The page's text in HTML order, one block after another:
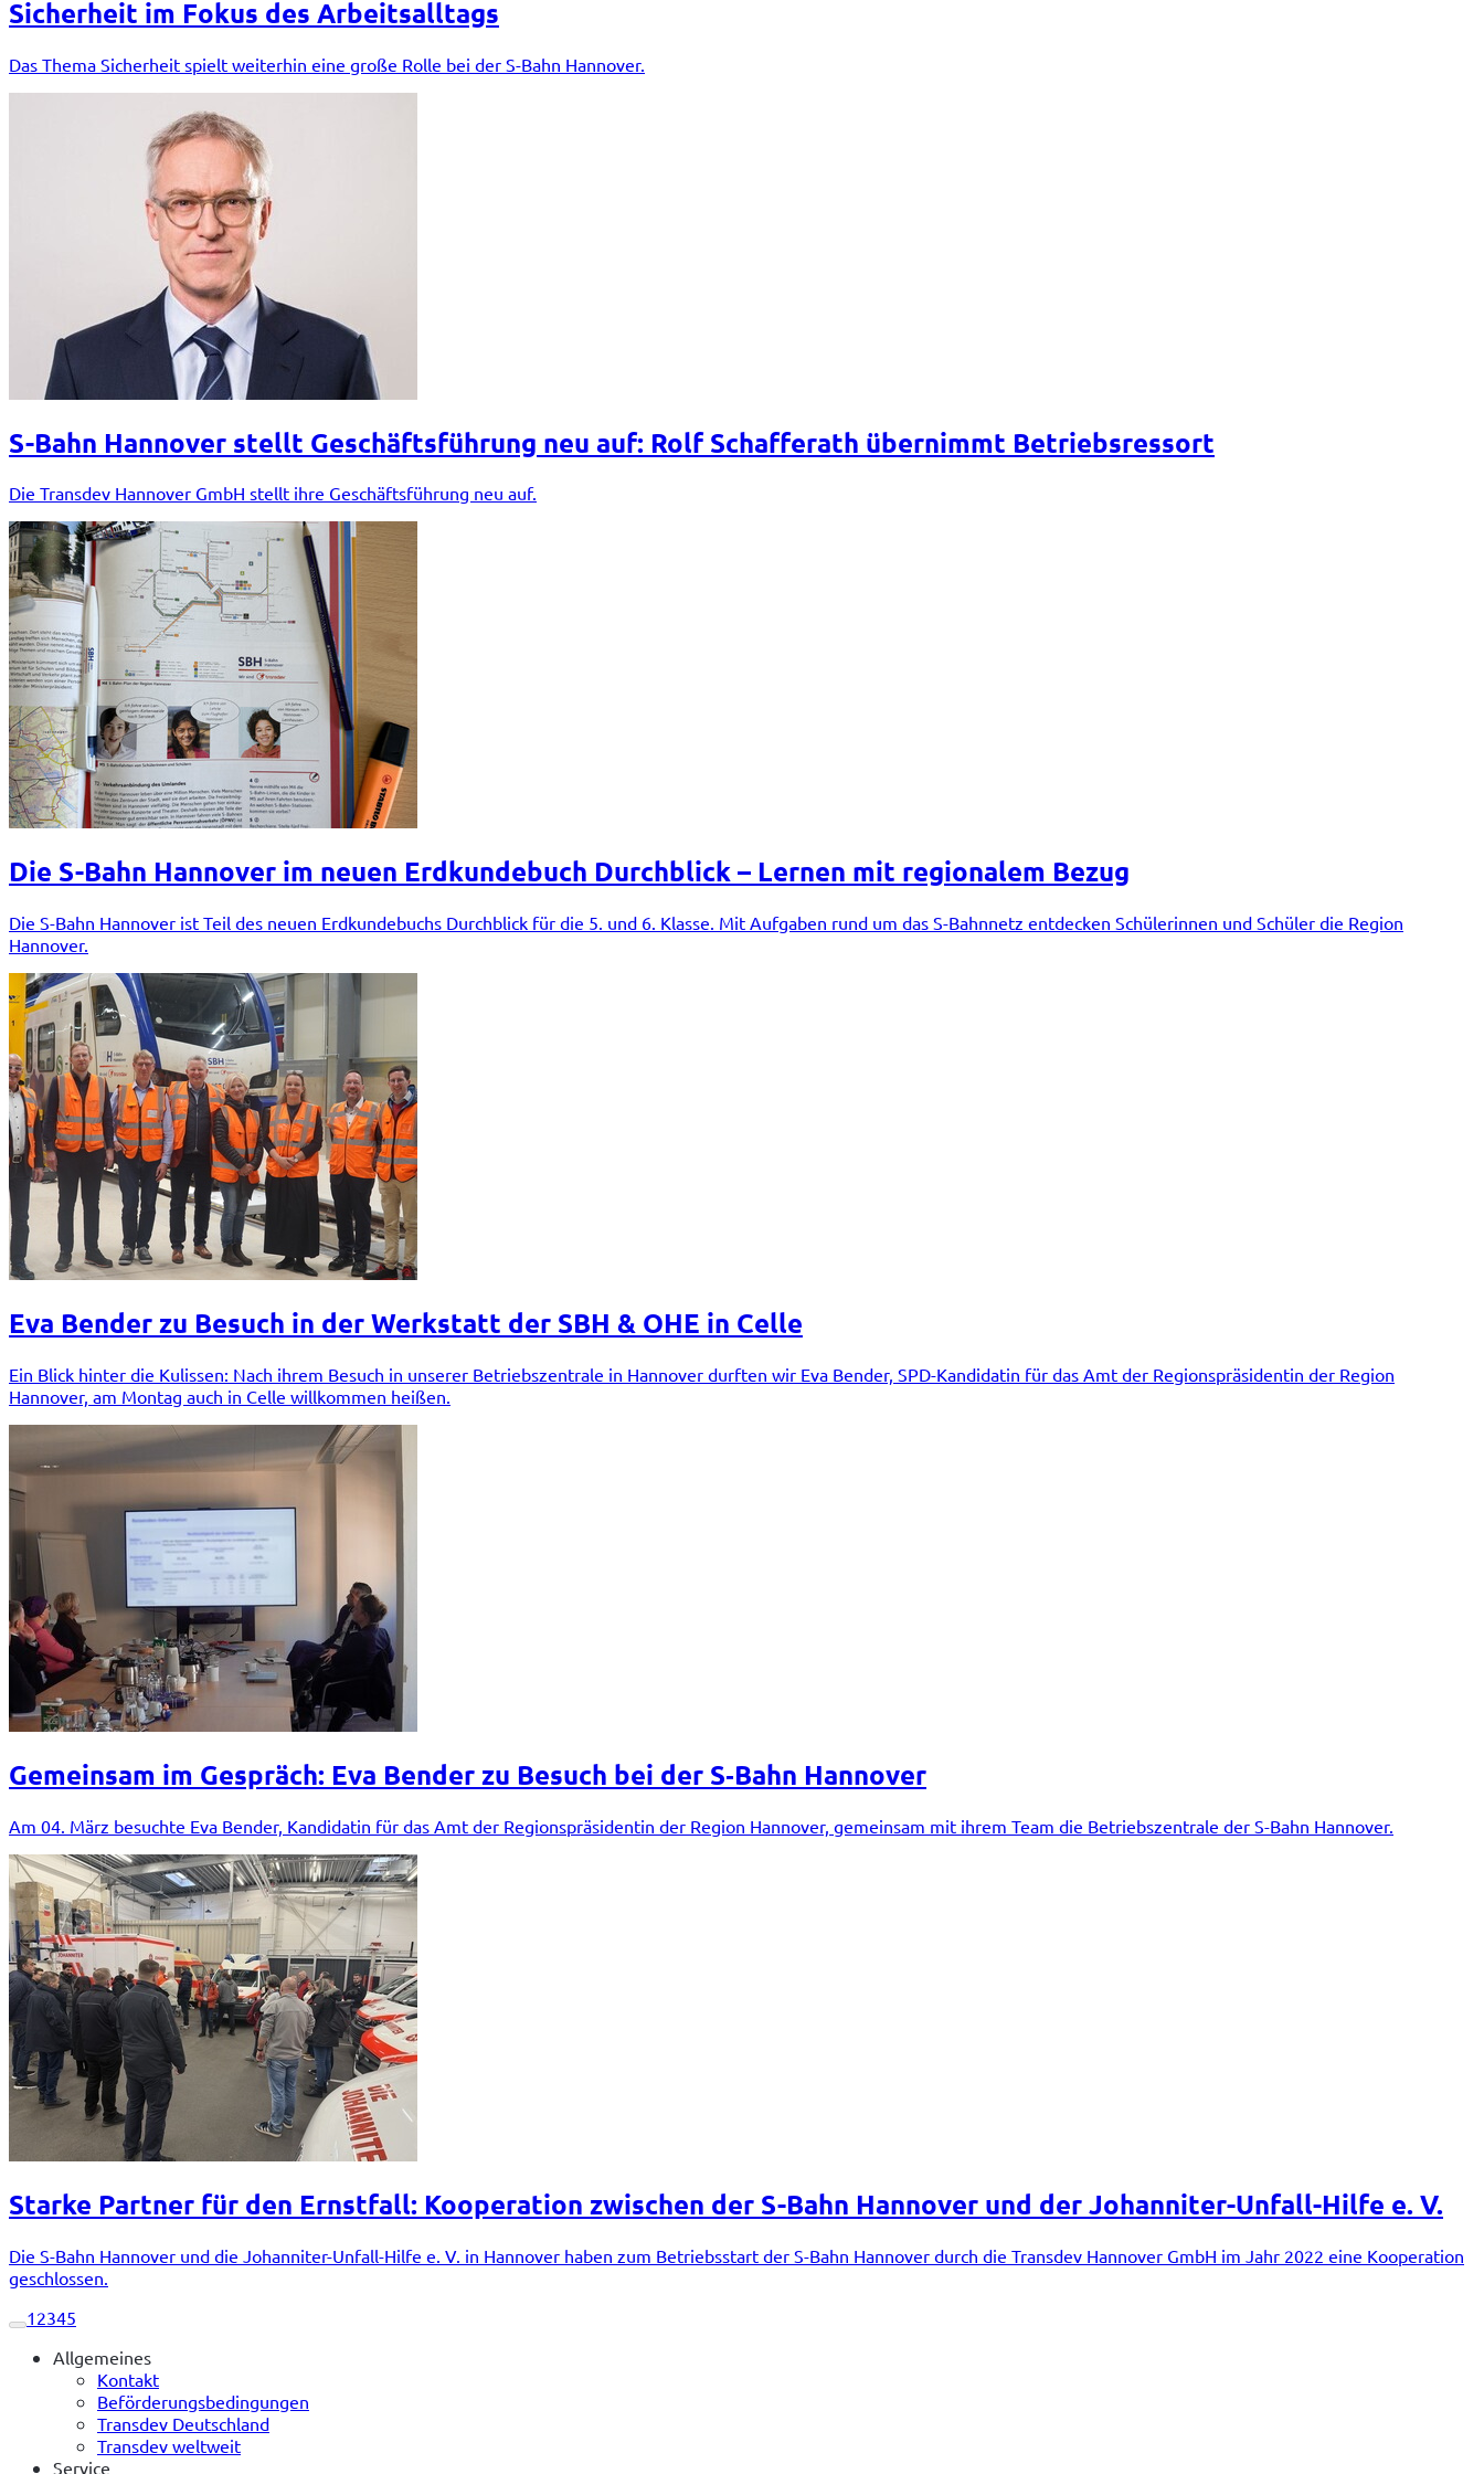
Sicherheit im Fokus des Arbeitsalltags
Das Thema Sicherheit spielt weiterhin eine große Rolle bei der S-Bahn Hannover.
S-Bahn Hannover stellt Geschäftsführung neu auf: Rolf Schafferath übernimmt Betriebsressort
Die Transdev Hannover GmbH stellt ihre Geschäftsführung neu auf.
Die S-Bahn Hannover im neuen Erdkundebuch Durchblick – Lernen mit regionalem Bezug
Die S-Bahn Hannover ist Teil des neuen Erdkundebuchs Durchblick für die 5. und 6. Klasse. Mit Aufgaben rund um das S-Bahnnetz entdecken Schülerinnen und Schüler die Region
Hannover.
Eva Bender zu Besuch in der Werkstatt der SBH & OHE in Celle
Ein Blick hinter die Kulissen: Nach ihrem Besuch in unserer Betriebszentrale in Hannover durften wir Eva Bender, SPD-Kandidatin für das Amt der Regionspräsidentin der Region
Hannover, am Montag auch in Celle willkommen heißen.
Gemeinsam im Gespräch: Eva Bender zu Besuch bei der S‑Bahn Hannover
Am 04. März besuchte Eva Bender, Kandidatin für das Amt der Regionspräsidentin der Region Hannover, gemeinsam mit ihrem Team die Betriebszentrale der S-Bahn Hannover.
Starke Partner für den Ernstfall: Kooperation zwischen der S-Bahn Hannover und der Johanniter-Unfall-Hilfe e. V.
Die S-Bahn Hannover und die Johanniter-Unfall-Hilfe e. V. in Hannover haben zum Betriebsstart der S-Bahn Hannover durch die Transdev Hannover GmbH im Jahr 2022 eine Kooperation
geschlossen.
1 2345
Allgemeines
Kontakt
Beförderungsbedingungen
Transdev Deutschland
Transdev weltweit
Service